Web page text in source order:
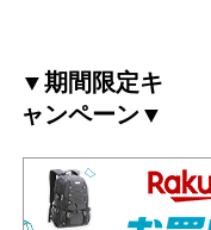
▼期間限定キ
ャンペーン▼